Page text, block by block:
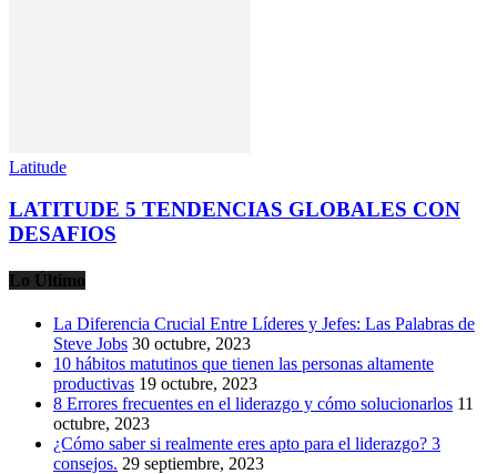
Latitude
LATITUDE 5 TENDENCIAS GLOBALES CON
DESAFIOS
Lo Último
La Diferencia Crucial Entre Líderes y Jefes: Las Palabras de
Steve Jobs 30 octubre, 2023
10 hábitos matutinos que tienen las personas altamente
productivas 19 octubre, 2023
8 Errores frecuentes en el liderazgo y cómo solucionarlos 11
octubre, 2023
¿Cómo saber si realmente eres apto para el liderazgo? 3
consejos. 29 septiembre, 2023